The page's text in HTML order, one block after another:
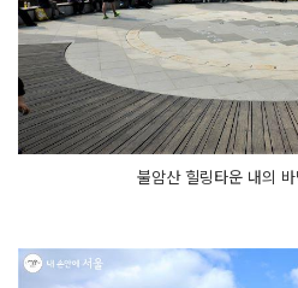
불암산 힐링타운 내의